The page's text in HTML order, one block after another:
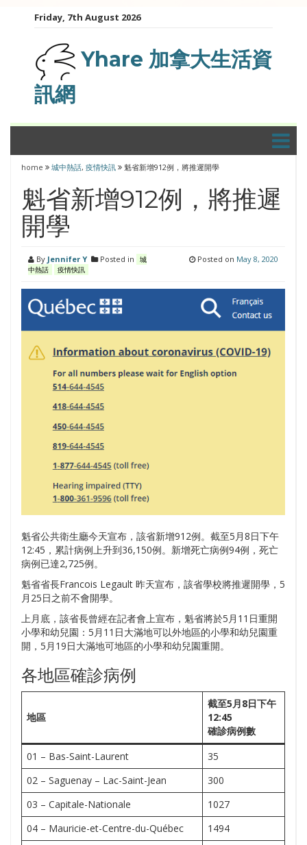
Friday, 7th August 2026
Yhare 加拿大生活資
訊網
home 城中熱話, 疫情快訊 魁省新增912例，將推遲開學
魁省新增912例，將推遲
開學
By Jennifer Y Posted in
城
中熱話
疫情快訊
Posted on May 8, 2020
魁省公共衛生廳今天宣布，該省新增912例。截至5月8日下午
12:45，累計病例上升到36,150例。新增死亡病例94例，死亡
病例已達2,725例。
魁省省長Francois Legault 昨天宣布，該省學校將推遲開學，5
月25日之前不會開學。
上月底，該省長曾經在記者會上宣布，魁省將於5月11日重開
小學和幼兒園：5月11日大滿地可以外地區的小學和幼兒園重
開，5月19日大滿地可地區的小學和幼兒園重開。
各地區確診病例
地區
截至5月8日下午
12:45
確診病例數
01 – Bas-Saint-Laurent
35
02 – Saguenay – Lac-Saint-Jean
300
03 – Capitale-Nationale
1027
04 – Mauricie-et-Centre-du-Québec
1494